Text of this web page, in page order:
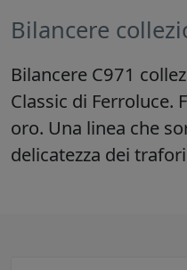
Bilancere
Bilancere C971
Classic di Ferroluce.
oro. Una linea che
delicatezza dei trafori